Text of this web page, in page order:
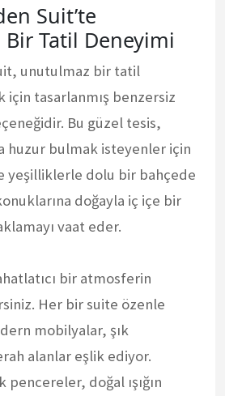
Suit’te
Tatil Deneyimi
unutulmaz bir tatil
için tasarlanmış benzersiz
Bu güzel tesis,
huzur bulmak isteyenler için
yeşilliklerle dolu bir bahçede
doğayla iç içe bir
vaat eder.
bir atmosferin
Her bir suite özenle
mobilyalar, şık
alanlar eşlik ediyor.
doğal ışığın